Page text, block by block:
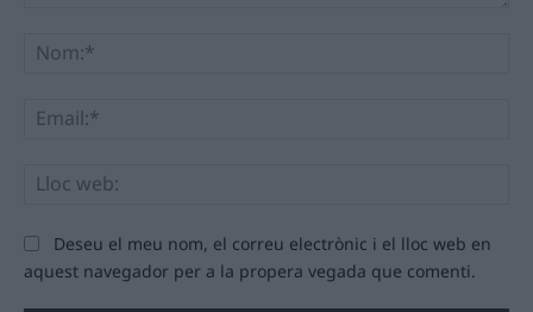
Deseu el meu nom, el correu electrònic i el lloc web en
aquest navegador per a la propera vegada que comenti.